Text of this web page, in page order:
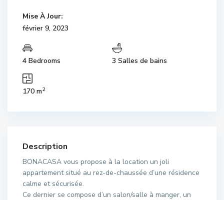
Mise À Jour:
février 9, 2023
4 Bedrooms 3 Salles de bains
170 m2
Description
BONACASA vous propose à la location un joli
appartement situé au rez-de-chaussée d’une résidence
calme et sécurisée.
Ce dernier se compose d’un salon/salle à manger, un